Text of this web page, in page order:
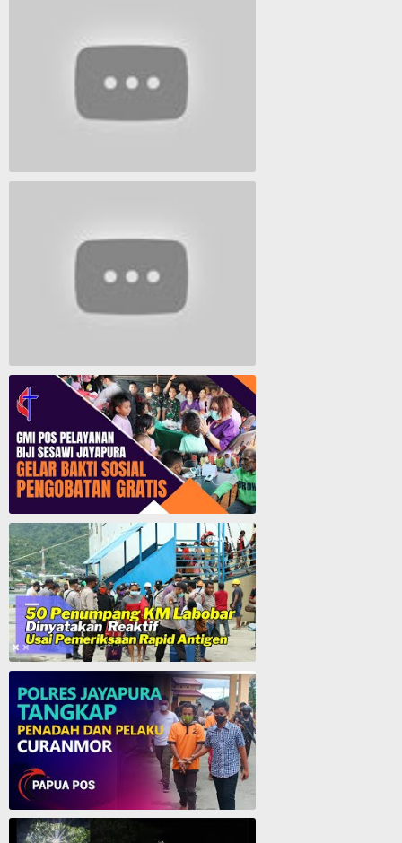
Lagu Timur yang Paling 2022
Lagu Rohani Tanpa Iklan - Lagu Pujian dan Penyembahan Paskah 2022
GMI Pos Pelayanan Biji Sesawi Jayapura Gelar Bakti Sosial Pengobatan Umum Gratis
50 Penumpang KM. Labobar Dinyatakan Reaktif Usai Pemeriksaan Rapid Antigen
Polres Jayapura Tangkap Penadah dan Pelaku Curanmor - Papua Pos